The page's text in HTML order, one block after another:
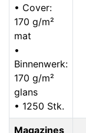
• Cover:
170 g/m²
mat
•
Binnenwerk:
170 g/m²
glans
• 1250 Stk.
Magazines